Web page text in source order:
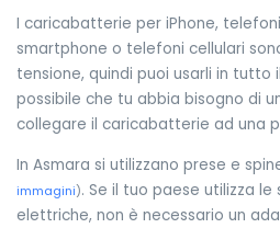
I caricabatterie per iPhone,
smartphone o telefoni cellulari
tensione, quindi puoi usarli in tutto
possibile che tu abbia bisogno di
collegare il caricabatterie ad una
In Asmara si utilizzano prese e
immagini). Se il tuo paese utilizza
elettriche, non è necessario un